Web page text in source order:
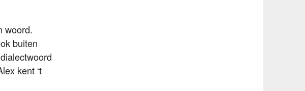
woord.
buiten
kent ‘t